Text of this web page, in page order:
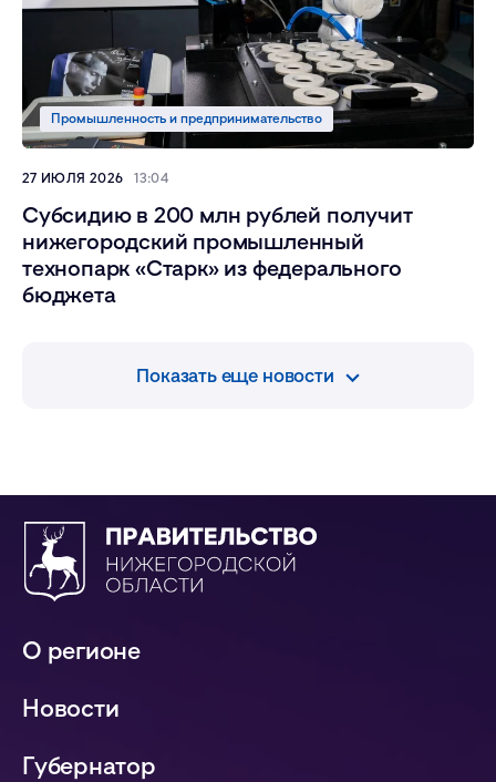
Субсидию в 200 млн рублей получит
нижегородский промышленный
технопарк «Старк» из федерального
бюджета
Промышленность и предпринимательство
27 ИЮЛЯ 2026 13:04
Показать еще новости
О регионе
Новости
Губернатор